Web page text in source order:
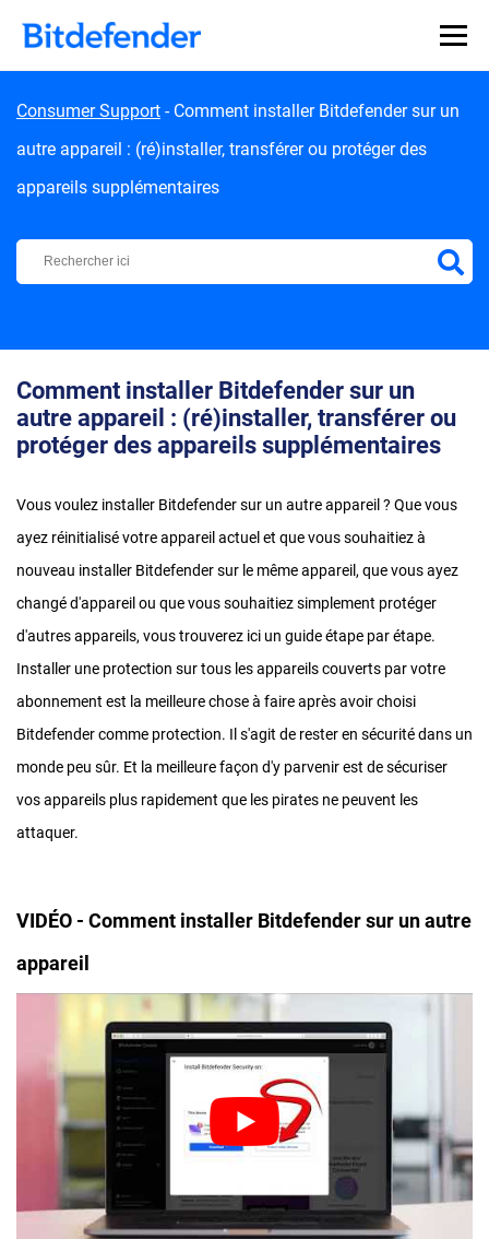
Consumer Support - Comment installer Bitdefender sur un
autre appareil : (ré)installer, transférer ou protéger des
appareils supplémentaires
Centre d'Assistance Bitdefender
Comment installer Bitdefender sur un
autre appareil : (ré)installer, transférer ou
protéger des appareils supplémentaires
Vous voulez installer Bitdefender sur un autre appareil ? Que vous
ayez réinitialisé votre appareil actuel et que vous souhaitiez à
nouveau installer Bitdefender sur le même appareil, que vous ayez
changé d'appareil ou que vous souhaitiez simplement protéger
d'autres appareils, vous trouverez ici un guide étape par étape.
Installer une protection sur tous les appareils couverts par votre
abonnement est la meilleure chose à faire après avoir choisi
Bitdefender comme protection. Il s'agit de rester en sécurité dans un
monde peu sûr. Et la meilleure façon d'y parvenir est de sécuriser
vos appareils plus rapidement que les pirates ne peuvent les
attaquer.
VIDÉO - Comment installer Bitdefender sur un autre
appareil